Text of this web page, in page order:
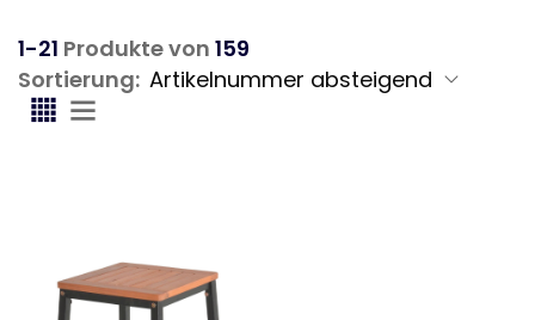
1-21 Produkte von 159
Sortierung: